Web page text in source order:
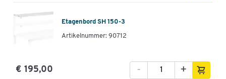
Etagenbord SH 150-3
Artikelnummer: 90712
€ 195,00 +
-